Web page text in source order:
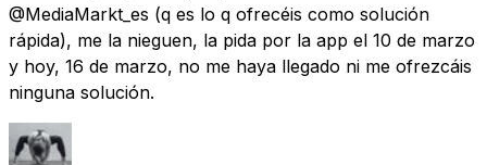
@MediaMarkt_es (q es lo q ofrecéis como solución
rápida), me la nieguen, la pida por la app el 10 de marzo
y hoy, 16 de marzo, no me haya llegado ni me ofrezcáis
ninguna solución.